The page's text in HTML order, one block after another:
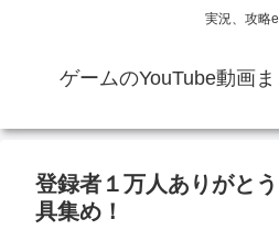
実況、攻略
ゲームのYouTube動画ま
登録者１万人ありがと
具集め！